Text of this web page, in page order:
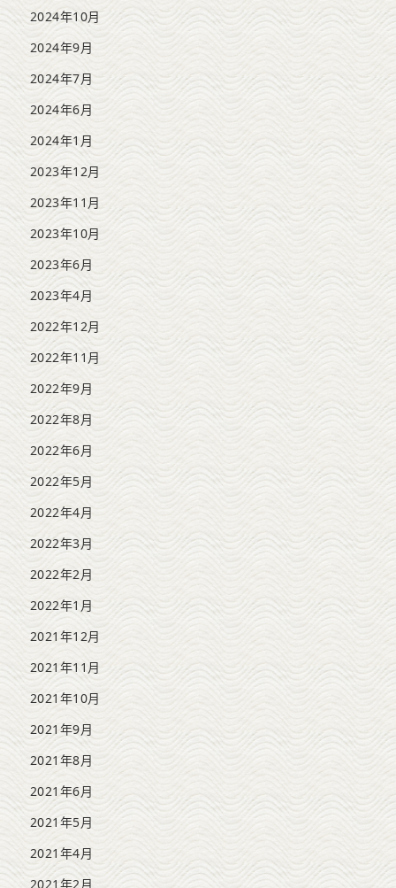
2024年10月
2024年9月
2024年7月
2024年6月
2024年1月
2023年12月
2023年11月
2023年10月
2023年6月
2023年4月
2022年12月
2022年11月
2022年9月
2022年8月
2022年6月
2022年5月
2022年4月
2022年3月
2022年2月
2022年1月
2021年12月
2021年11月
2021年10月
2021年9月
2021年8月
2021年6月
2021年5月
2021年4月
2021年2月